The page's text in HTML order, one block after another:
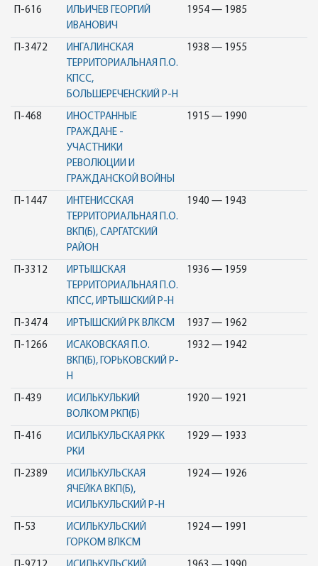
П-616
ИЛЬИЧЕВ ГЕОРГИЙ
ИВАНОВИЧ
1954 — 1985
П-3472
ИНГАЛИНСКАЯ
ТЕРРИТОРИАЛЬНАЯ П.О.
КПСС,
БОЛЬШЕРЕЧЕНСКИЙ Р-Н
1938 — 1955
П-468
ИНОСТРАННЫЕ
ГРАЖДАНЕ -
УЧАСТНИКИ
РЕВОЛЮЦИИ И
ГРАЖДАНСКОЙ ВОЙНЫ
1915 — 1990
П-1447
ИНТЕНИССКАЯ
ТЕРРИТОРИАЛЬНАЯ П.О.
ВКП(Б), САРГАТСКИЙ
РАЙОН
1940 — 1943
П-3312
ИРТЫШСКАЯ
ТЕРРИТОРИАЛЬНАЯ П.О.
КПСС, ИРТЫШСКИЙ Р-Н
1936 — 1959
П-3474 ИРТЫШСКИЙ РК ВЛКСМ 1937 — 1962
П-1266
ИСАКОВСКАЯ П.О.
ВКП(Б), ГОРЬКОВСКИЙ Р-
Н
1932 — 1942
П-439
ИСИЛЬКУЛЬКИЙ
ВОЛКОМ РКП(Б)
1920 — 1921
П-416
ИСИЛЬКУЛЬСКАЯ РКК
РКИ
1929 — 1933
П-2389
ИСИЛЬКУЛЬСКАЯ
ЯЧЕЙКА ВКП(Б),
ИСИЛЬКУЛЬСКИЙ Р-Н
1924 — 1926
П-53
ИСИЛЬКУЛЬСКИЙ
ГОРКОМ ВЛКСМ
1924 — 1991